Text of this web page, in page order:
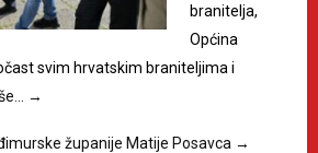
branitelja,
Općina
svim hrvatskim braniteljima i
→
županije Matije Posavca →